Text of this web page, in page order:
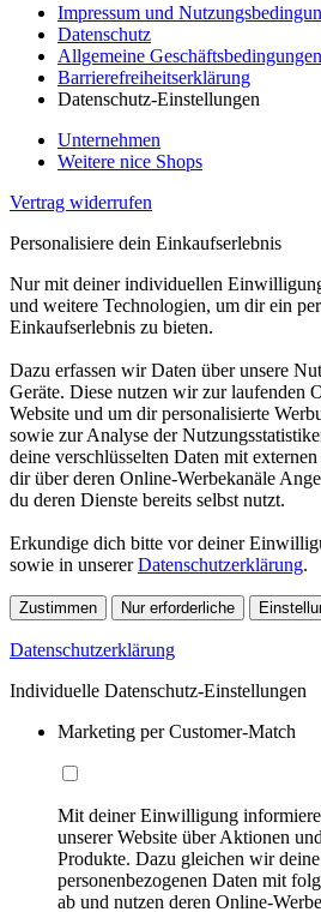
Impressum und
Datenschutz
Allgemeine
Barrierefreiheitserklärung
Datenschutz-Einstellungen
Unternehmen
Weitere nice Shops
Vertrag widerrufen
Personalisiere dein Einkaufserlebnis
Nur mit deiner individuellen
und weitere Technologien, um dir ein
Einkaufserlebnis zu bieten.
Dazu erfassen wir Daten über unsere
Geräte. Diese nutzen wir zur laufenden
Website und um dir personalisierte
sowie zur Analyse der
deine verschlüsselten Daten mit
dir über deren Online-Werbekanäle
du deren Dienste bereits selbst nutzt.
Erkundige dich bitte vor deiner
sowie in unsererDatenschutzerklärung.
Zustimmen Nur erforderliche
Datenschutzerklärung
Individuelle Datenschutz-Einstellungen
Marketing per Customer-Match
Mit deiner Einwilligung
unserer Website über Aktionen
Produkte. Dazu gleichen wir
personenbezogenen Daten mit
ab und nutzen deren Online-